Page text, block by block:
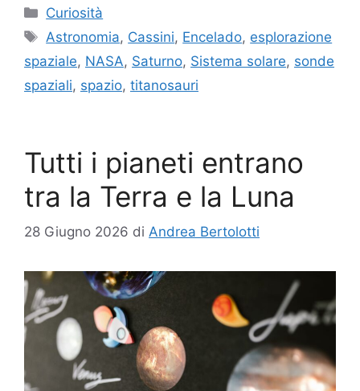
Categorie
Curiosità
Tag
Astronomia, Cassini, Encelado, esplorazione
spaziale, NASA, Saturno, Sistema solare, sonde
spaziali, spazio, titanosauri
Tutti i pianeti entrano
tra la Terra e la Luna
28 Giugno 2026 di Andrea Bertolotti